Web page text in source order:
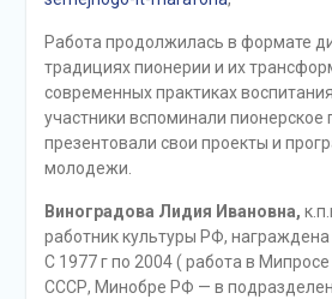
Работа продолжилась в формате
традициях пионерии и их
современных практиках
участники вспоминали пионерское
презентовали свои проекты и
молодежи.
Виноградова Лидия Ивановна,
работник культуры РФ,
С 1977 г по 2004 ( работа в
СССР, Минобре РФ — в